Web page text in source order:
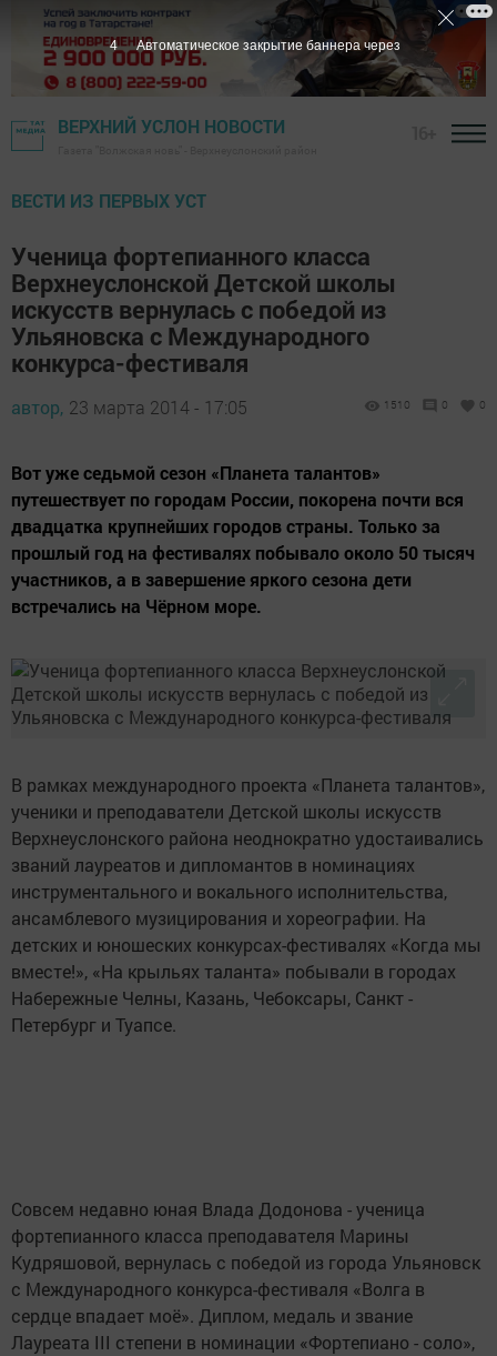
ВЕРХНИЙ УСЛОН НОВОСТИ
ВЕСТИ ИЗ ПЕРВЫХ УСТ
Ученица фортепианного класса
Верхнеуслонской Детской школы
искусств вернулась с победой из
Ульяновска с Международного
конкурса-фестиваля
автор, 23 марта 2014 - 17:05 1510 0 0
Вот уже седьмой сезон «Планета талантов»
путешествует по городам России, покорена почти вся
двадцатка крупнейших городов страны. Только за
прошлый год на фестивалях побывало около 50 тысяч
участников, а в завершение яркого сезона дети
встречались на Чёрном море.
В рамках международного проекта «Планета талантов»,
ученики и преподаватели Детской школы искусств
Верхнеуслонского района неоднократно удостаивались
званий лауреатов и дипломантов в номинациях
инструментального и вокального исполнительства,
ансамблевого музицирования и хореографии. На
детских и юношеских конкурсах-фестивалях «Когда мы
вместе!», «На крыльях таланта» побывали в городах
Набережные Челны, Казань, Чебоксары, Санкт -
Петербург и Туапсе.
Совсем недавно юная Влада Додонова - ученица
фортепианного класса преподавателя Марины
Кудряшовой, вернулась с победой из города Ульяновск
с Международного конкурса-фестиваля «Волга в
сердце впадает моё». Диплом, медаль и звание
Лауреата III степени в номинации «Фортепиано - соло»,
2 Автоматическое закрытие баннера через